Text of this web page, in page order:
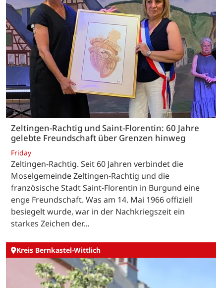
Zeltingen-Rachtig und Saint-Florentin: 60 Jahre
gelebte Freundschaft über Grenzen hinweg
Friday
Zeltingen-Rachtig. Seit 60 Jahren verbindet die
Moselgemeinde Zeltingen-Rachtig und die
französische Stadt Saint-Florentin in Burgund eine
enge Freundschaft. Was am 14. Mai 1966 offiziell
besiegelt wurde, war in der Nachkriegszeit ein
starkes Zeichen der…
Kreis Bernkastel-Wittlich